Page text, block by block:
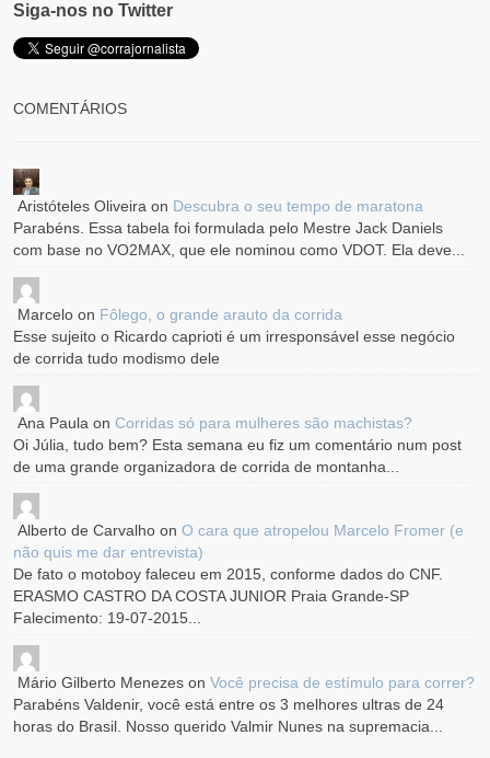
Siga-nos no Twitter
COMENTÁRIOS
Aristóteles Oliveira on Descubra o seu tempo de maratona
Parabéns. Essa tabela foi formulada pelo Mestre Jack Daniels
com base no VO2MAX, que ele nominou como VDOT. Ela deve...
Marcelo on Fôlego, o grande arauto da corrida
Esse sujeito o Ricardo caprioti é um irresponsável esse negócio
de corrida tudo modismo dele
Ana Paula onCorridas só para mulheres são machistas?
Oi Júlia, tudo bem? Esta semana eu fiz um comentário num post
de uma grande organizadora de corrida de montanha...
Alberto de Carvalho onO cara que atropelou Marcelo Fromer (e
não quis me dar entrevista)
De fato o motoboy faleceu em 2015, conforme dados do CNF.
ERASMO CASTRO DA COSTA JUNIOR Praia Grande-SP
Falecimento: 19-07-2015...
Mário Gilberto Menezes onVocê precisa de estímulo para correr?
Parabéns Valdenir, você está entre os 3 melhores ultras de 24
horas do Brasil. Nosso querido Valmir Nunes na supremacia...